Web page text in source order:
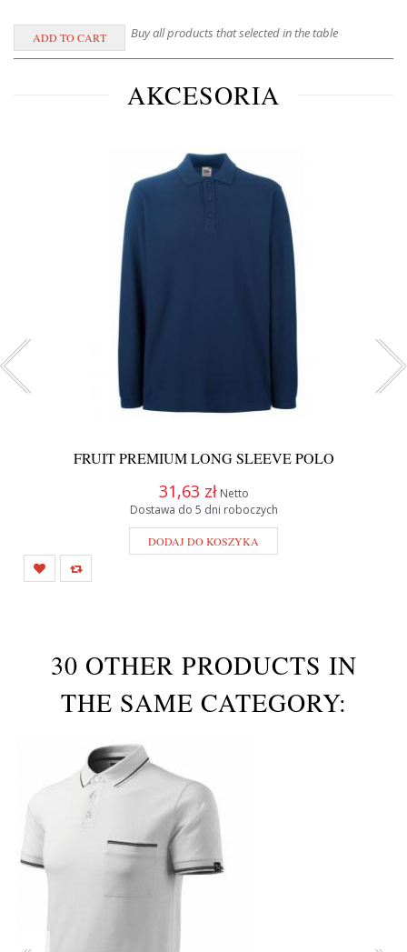
Buy all products that selected in the table
AKCESORIA
FRUIT PREMIUM LONG SLEEVE POLO
31,63 zł Netto
Dostawa do 5 dni roboczych
DODAJ DO KOSZYKA
30 OTHER PRODUCTS IN
THE SAME CATEGORY: